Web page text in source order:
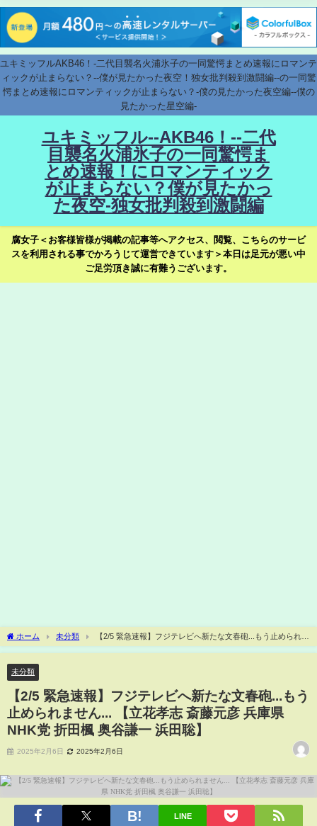
ユキミッフルAKB46！-二代目襲名火浦氷子の一同驚愕まとめ速報にロマンテ
ィックが止まらない？--僕が見たかった夜空！独女批判殺到激闘編--の一同驚
愕まとめ速報にロマンティックが止まらない？-僕の見たかった夜空編--僕の
見たかった星空編-
ユキミッフル--AKB46！--二代
目襲名火浦氷子の一同驚愕ま
とめ速報！にロマンティック
が止まらない？僕が見たかっ
た夜空-独女批判殺到激闘編
腐女子＜お客様皆様が掲載の記事等へアクセス、閲覧、こちらのサービ
スを利用される事でかろうじて運営できています＞本日は足元が悪い中
ご足労頂き誠に有難うございます。
ホーム 未分類
【2/5 緊急速報】フジテレビへ新たな文春砲...もう止められま
せん... 【立花孝志 斎藤元彦 兵庫県 NHK党 折田楓 奥谷謙一 浜田聡】
未分類
【2/5 緊急速報】フジテレビへ新たな文春砲...もう
止められません... 【立花孝志 斎藤元彦 兵庫県
NHK党 折田楓 奥谷謙一 浜田聡】
2025年2月6日 2025年2月6日
LINE